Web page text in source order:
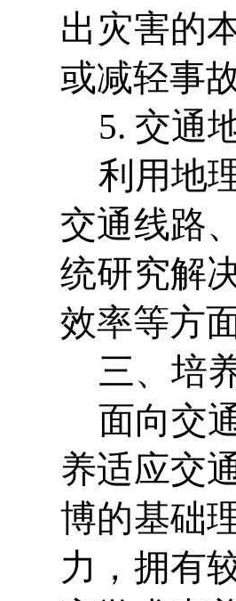
出灾害的
或减轻事
5. 交通
利用地
交通线路
统研究解
效率等方
三、培
面向交
养适应交
博的基础
力，拥有